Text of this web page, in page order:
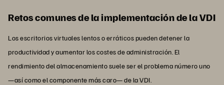
Retos comunes de la implementación de la VDI
Los escritorios virtuales lentos o erráticos pueden detener la
productividad y aumentar los costes de administración. El
rendimiento del almacenamiento suele ser el problema número uno
—así como el componente más caro— de la VDI.